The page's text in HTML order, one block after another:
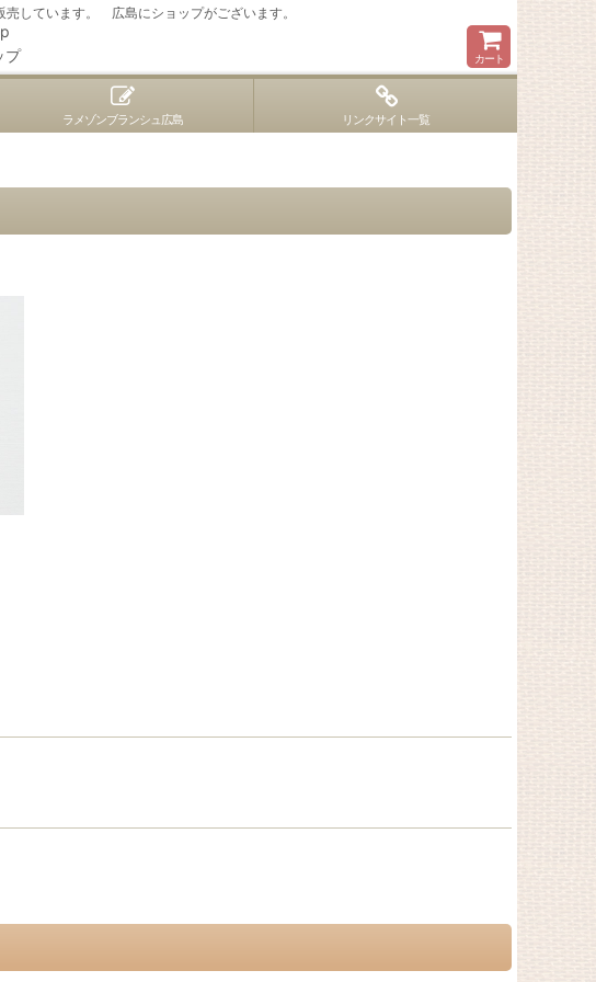
しています。 広島にショップがございます。
プ
カート
ラメゾンブランシュ広島 リンクサイト一覧